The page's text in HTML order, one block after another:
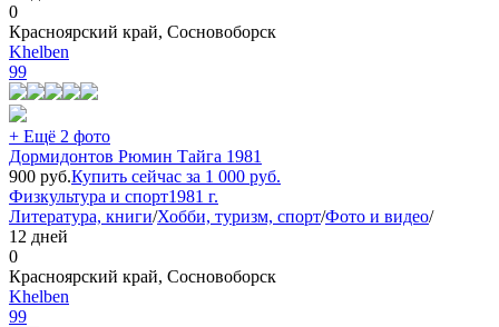
0
Красноярский край, Сосновоборск
Khelben
99
+ Ещё 2 фото
Дормидонтов Рюмин Тайга 1981
900 руб.Купить сейчас за 1 000 руб.
Физкультура и спорт1981 г.
Литература, книги/Хобби, туризм, спорт/Фото и видео/
12 дней
0
Красноярский край, Сосновоборск
Khelben
99